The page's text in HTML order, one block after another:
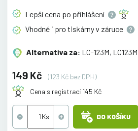
Lepší cena po přihlášení
Vhodné i pro tiskárny v záruce
Alternativa za: LC-123M, LC123M
149 Kč
(123 Kč bez DPH)
Cena s registrací 145 Kč
DO KOŠÍKU